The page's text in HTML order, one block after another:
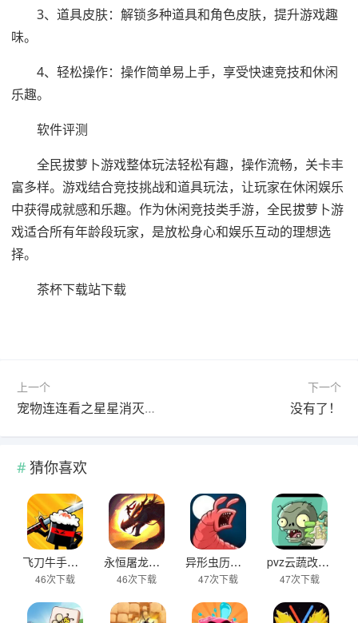
3、道具皮肤：解锁多种道具和角色皮肤，提升游戏趣
味。
4、轻松操作：操作简单易上手，享受快速竞技和休闲
乐趣。
软件评测
全民拔萝卜游戏整体玩法轻松有趣，操作流畅，关卡丰
富多样。游戏结合竞技挑战和道具玩法，让玩家在休闲娱乐
中获得成就感和乐趣。作为休闲竞技类手游，全民拔萝卜游
戏适合所有年龄段玩家，是放松身心和娱乐互动的理想选
择。
茶杯下载站下载
上一个
宠物连连看之星星消灭下载
下一个
没有了！
猜你喜欢
飞刀牛手中文版下载
46次下载
永恒屠龙传奇大极品游戏下载
46次下载
异形虫历险记2下载
47次下载
pvz云蔬改版下载
47次下载